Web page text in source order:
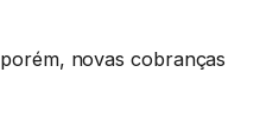
novas cobranças